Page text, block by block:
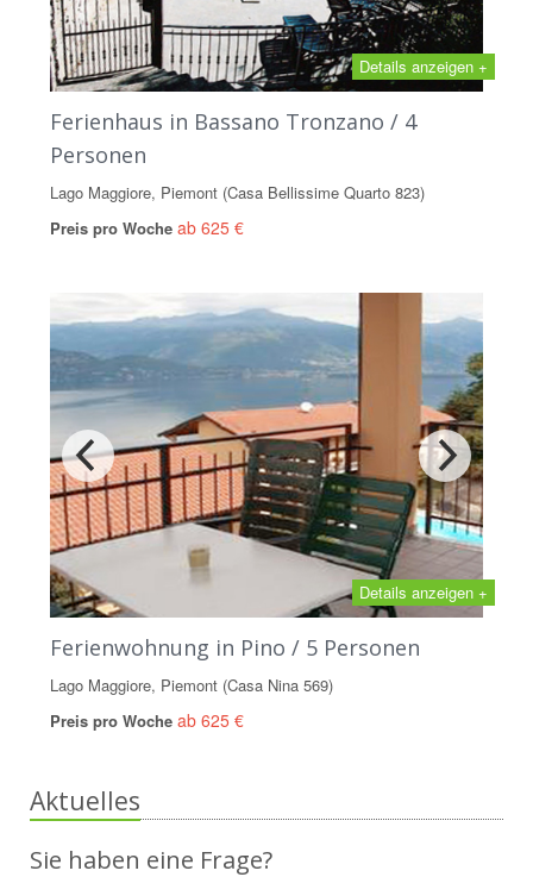
Details anzeigen +
Ferienhaus in Bassano Tronzano / 4
Personen
Lago Maggiore, Piemont (Casa Bellissime Quarto 823)
Preis pro Woche ab 625 €
Details anzeigen +
Ferienwohnung in Pino / 5 Personen
Lago Maggiore, Piemont (Casa Nina 569)
Preis pro Woche ab 625 €
Aktuelles
Sie haben eine Frage?